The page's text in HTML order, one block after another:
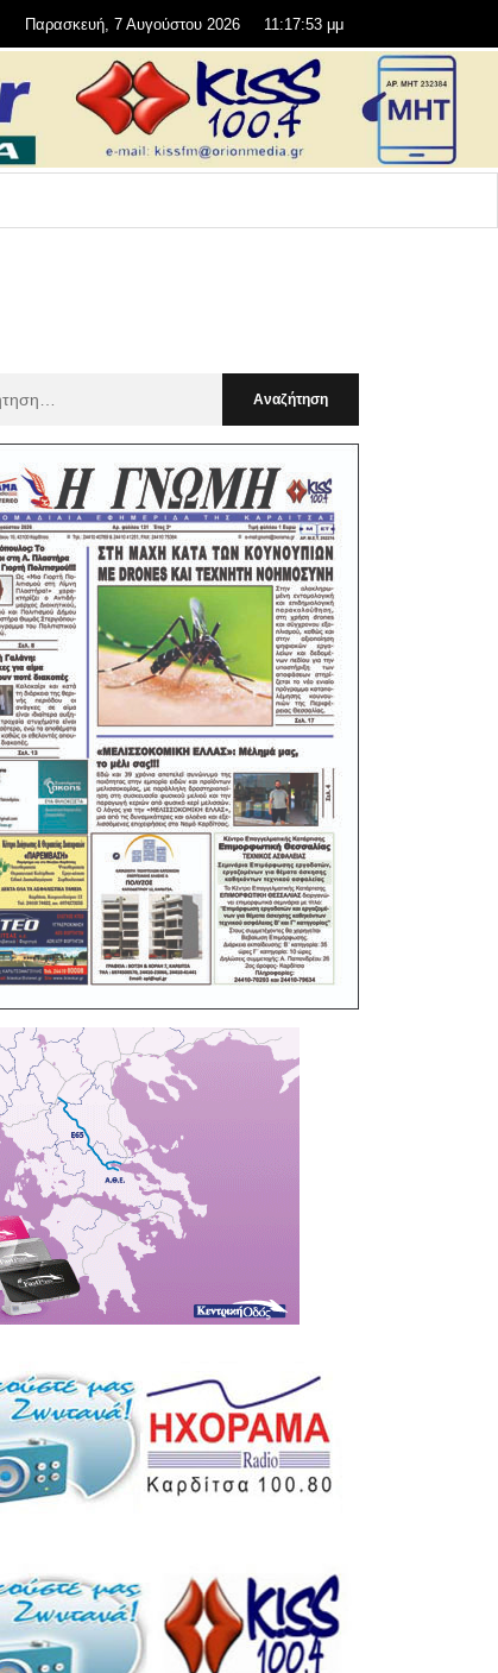
Παρασκευή, 7 Αυγούστου 2026 11:17:55 μμ